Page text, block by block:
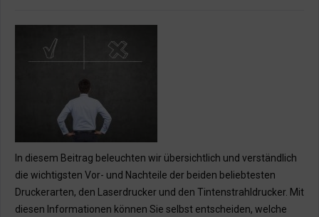
In diesem Beitrag beleuchten wir übersichtlich und verständlich
die wichtigsten Vor- und Nachteile der beiden beliebtesten
Druckerarten, den Laserdrucker und den Tintenstrahldrucker. Mit
diesen Informationen können Sie selbst entscheiden, welche